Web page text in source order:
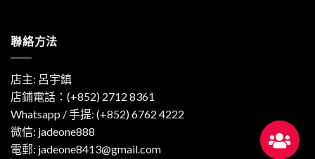
聯絡方法
店主: 呂宇鎮
店鋪電話：(+852) 2712 8361
Whatsapp / 手提: (+852) 6762 4222
微信: jadeone888
電郵: jadeone8413@gmail.com